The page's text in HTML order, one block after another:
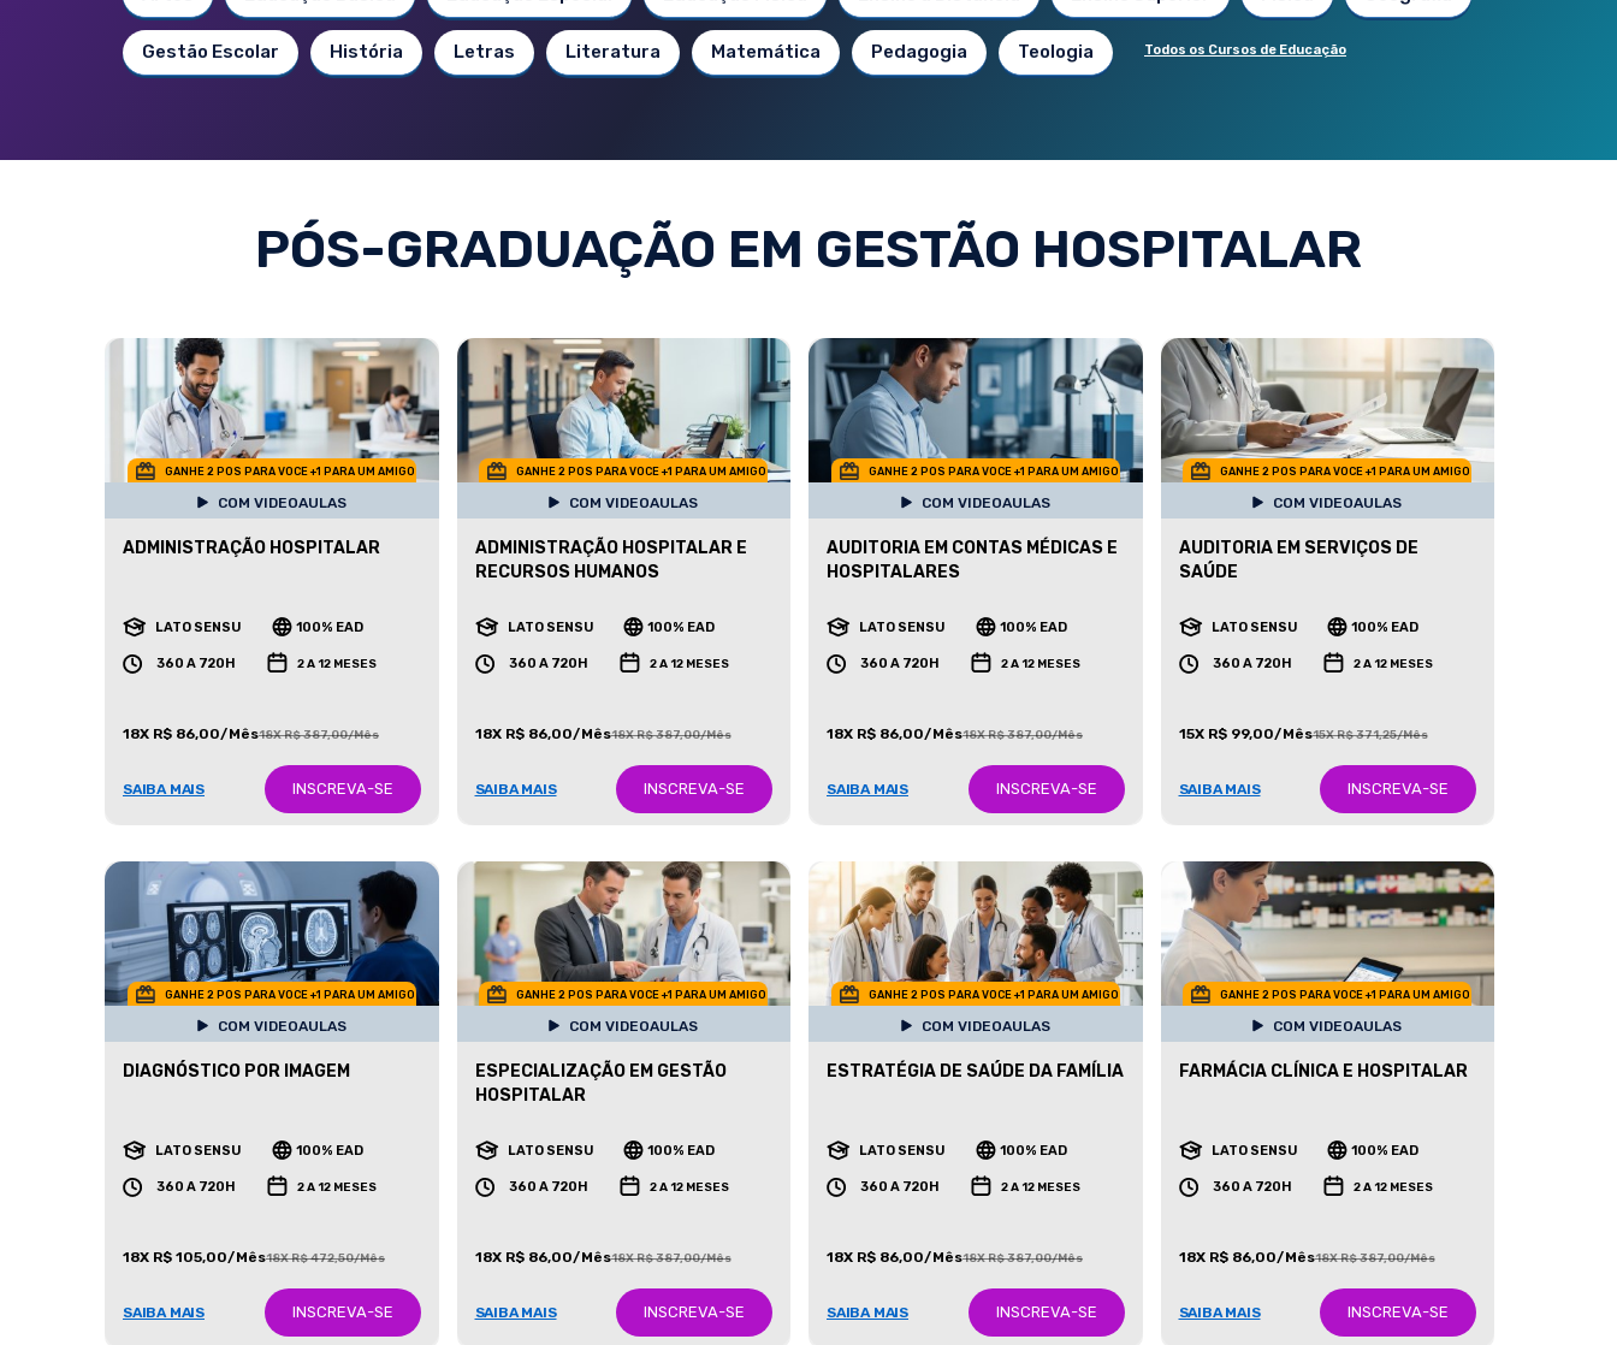
Gestão Escolar História Letras Literatura Matemática Pedagogia Teologia Todos os Cursos de Educação
PÓS-GRADUAÇÃO EM GESTÃO HOSPITALAR
GANHE 2 POS PARA VOCE +1 PARA UM AMIGO
COM VIDEOAULAS
ADMINISTRAÇÃO HOSPITALAR
LATO SENSU 100% EAD
360 A 720H 2 A 12 MESES
18X R$ 86,00/Mês18X R$ 387,00/Mês
SAIBA MAIS INSCREVA-SE
GANHE 2 POS PARA VOCE +1 PARA UM AMIGO
COM VIDEOAULAS
ADMINISTRAÇÃO HOSPITALAR E
RECURSOS HUMANOS
LATO SENSU 100% EAD
360 A 720H 2 A 12 MESES
18X R$ 86,00/Mês18X R$ 387,00/Mês
SAIBA MAIS INSCREVA-SE
GANHE 2 POS PARA VOCE +1 PARA UM AMIGO
COM VIDEOAULAS
AUDITORIA EM CONTAS MÉDICAS E
HOSPITALARES
LATO SENSU 100% EAD
360 A 720H 2 A 12 MESES
18X R$ 86,00/Mês18X R$ 387,00/Mês
SAIBA MAIS INSCREVA-SE
GANHE 2 POS PARA VOCE +1 PARA UM AMIGO
COM VIDEOAULAS
AUDITORIA EM SERVIÇOS DE
SAÚDE
LATO SENSU 100% EAD
360 A 720H 2 A 12 MESES
15X R$ 99,00/Mês15X R$ 371,25/Mês
SAIBA MAIS INSCREVA-SE
GANHE 2 POS PARA VOCE +1 PARA UM AMIGO
COM VIDEOAULAS
DIAGNÓSTICO POR IMAGEM
LATO SENSU 100% EAD
360 A 720H 2 A 12 MESES
18X R$ 105,00/Mês18X R$ 472,50/Mês
SAIBA MAIS INSCREVA-SE
GANHE 2 POS PARA VOCE +1 PARA UM AMIGO
COM VIDEOAULAS
ESPECIALIZAÇÃO EM GESTÃO
HOSPITALAR
LATO SENSU 100% EAD
360 A 720H 2 A 12 MESES
18X R$ 86,00/Mês18X R$ 387,00/Mês
SAIBA MAIS INSCREVA-SE
GANHE 2 POS PARA VOCE +1 PARA UM AMIGO
COM VIDEOAULAS
ESTRATÉGIA DE SAÚDE DA FAMÍLIA
LATO SENSU 100% EAD
360 A 720H 2 A 12 MESES
18X R$ 86,00/Mês18X R$ 387,00/Mês
SAIBA MAIS INSCREVA-SE
GANHE 2 POS PARA VOCE +1 PARA UM AMIGO
COM VIDEOAULAS
FARMÁCIA CLÍNICA E HOSPITALAR
LATO SENSU 100% EAD
360 A 720H 2 A 12 MESES
18X R$ 86,00/Mês18X R$ 387,00/Mês
SAIBA MAIS INSCREVA-SE